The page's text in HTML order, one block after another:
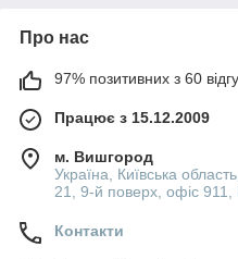
Про нас
97% позитивних з 60
Працює з 15.12.2009
м. Вишгород
Україна, Київська
21, 9-й поверх, офіс 911,
Контакти